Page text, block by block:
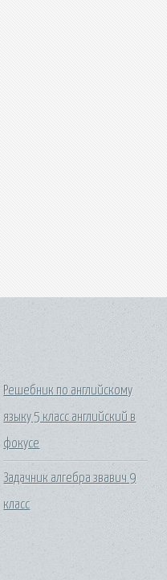
Решебник по английскому
языку 5 класс английский в
фокусе
Задачник алгебра звавич 9
класс